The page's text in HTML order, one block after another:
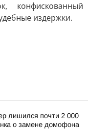
конфискованный
издержки.
лишился почти 2 000
о замене домофона